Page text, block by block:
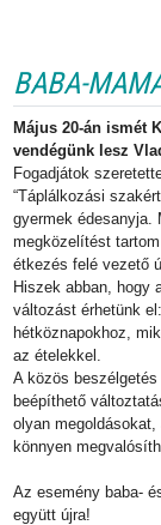
BABA-
Május 20-án ismét
vendégünk lesz
Fogadjátok
“Táplálkozási
gyermek édesanyja.
megközelítést
étkezés felé vezető
Hiszek abban, hogy
változást érhetünk
hétköznapokhoz,
az ételekkel.
A közös
beépíthető
olyan
könnyen
Az esemény baba-
együtt újra!